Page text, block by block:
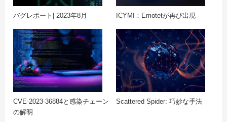
バグレポート| 2023年8月 ICYMI：Emotetが再び出現
CVE-2023-36884と感染チェーン
の解明
Scattered Spider: 巧妙な手法